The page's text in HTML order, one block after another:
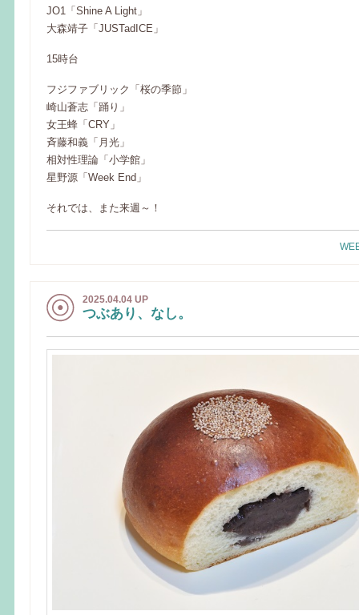
JO1「Shine A Light」
大森靖子「JUSTadICE」
15時台
フジファブリック「桜の季節」
崎山蒼志「踊り」
女王蜂「CRY」
斉藤和義「月光」
相対性理論「小学館」
星野源「Week End」
それでは、また来週～！
2025.04.04 UP
つぶあり、なし。